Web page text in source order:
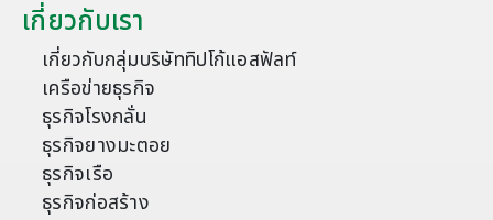
เกี่ยวกับเรา
เกี่ยวกับกลุ่มบริษัททิปโก้แอสฟัลท์
เครือข่ายธุรกิจ
ธุรกิจโรงกลั่น
ธุรกิจยางมะตอย
ธุรกิจเรือ
ธุรกิจก่อสร้าง